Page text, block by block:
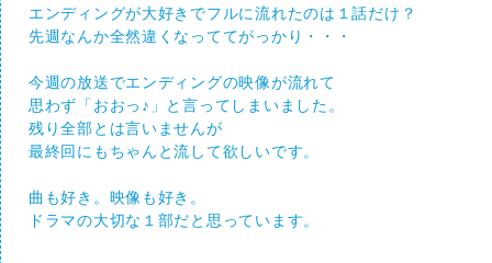
エンディングが大好きでフルに流れたのは１話だけ？
先週なんか全然違くなっててがっかり・・・
今週の放送でエンディングの映像が流れて
思わず「おおっ♪」と言ってしまいました。
残り全部とは言いませんが
最終回にもちゃんと流して欲しいです。
曲も好き。映像も好き。
ドラマの大切な１部だと思っています。